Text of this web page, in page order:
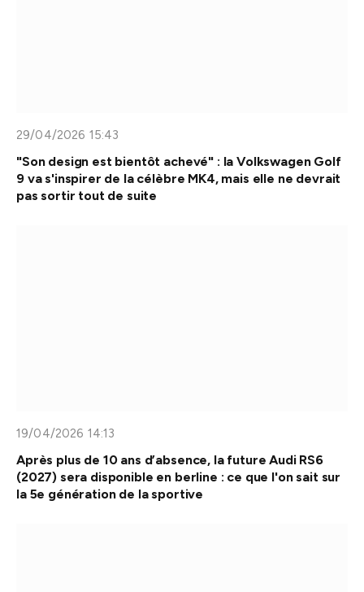
29/04/2026 15:43
"Son design est bientôt achevé" : la Volkswagen Golf
9 va s'inspirer de la célèbre MK4, mais elle ne devrait
pas sortir tout de suite
19/04/2026 14:13
Après plus de 10 ans d’absence, la future Audi RS6
(2027) sera disponible en berline : ce que l'on sait sur
la 5e génération de la sportive